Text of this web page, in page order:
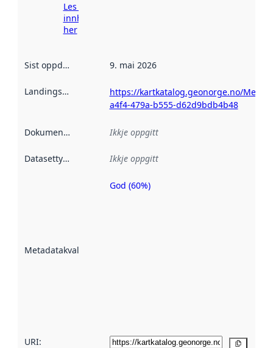
Les meir om
innhenting
her
Sist oppdatert 9. mai 2026
Landingsside
https://kartkatalog.geonorge.no/
a4f4-479a-b555-d62d9bdb4b48
Dokumentasjon Ikkje oppgitt
Datasettype Ikkje oppgitt
Metadatakvalitet
Metadatakvalitet
God (60%)
URI: